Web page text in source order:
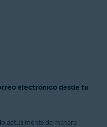
electrónico desde tu
actualmente de manera